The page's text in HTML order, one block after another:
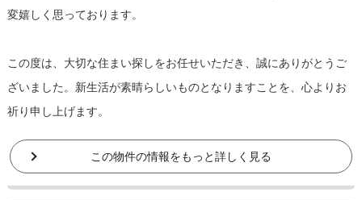
変嬉しく思っております。
この度は、大切な住まい探しをお任せいただき、誠にありがとうご
ざいました。新生活が素晴らしいものとなりますことを、心よりお
祈り申し上げます。
この物件の情報をもっと詳しく見る